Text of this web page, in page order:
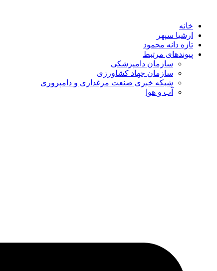
خانه
ارشیا سپهر
تازه دانه محمود
پیوندهای مرتبط
سازمان دامپزشکی
سازمان جهاد کشاورزی
شبکه خبری صنعت مرغداری و دامپروری
آب و هوا